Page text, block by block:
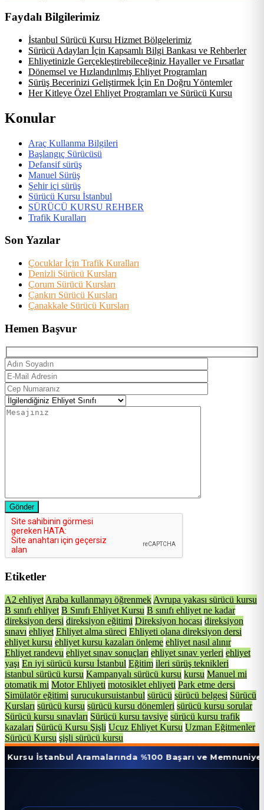
Faydalı Bilgilerimiz
İstanbul Sürücü Kursu Hizmet Bölgelerimiz
Sürücü Adayları İçin Kapsamlı Bilgi Bankası ve Rehberler
Ehliyetinizle Gerçekleştirebileceğiniz Hayaller ve Fırsatlar
Dönemsel ve Hızlandırılmış Ehliyet Programları
Sürüş Becerinizi Geliştirmek İçin En Doğru Yöntemler
Her Kitleye Özel Ehliyet Programları ve Sürücü Kursu
Konular
Araç Kullanma Bilgileri
Başlangıç Sürücüsü
Defansif sürüş
Manuel Sürüş
Şehir içi sürüş
Sürücü Kursu İstanbul
SÜRÜCÜ KURSU REHBER
Trafik Kuralları
Son Yazılar
Çocuklar İçin Trafik Kuralları
Denizli Sürücü Kursları
Çorum Sürücü Kursları
Çankırı Sürücü Kursları
Çanakkale Sürücü Kursları
Hemen Başvur
Gönder
Etiketler
A2 ehliyet Araba kullanmayı öğrenmek Avrupa yakası sürücü kursu
B sınıfı ehliyet B Sınıfı Ehliyet Kursu B sınıfı ehliyet ne kadar
direksiyon dersi direksiyon eğitimi Direksiyon hocası direksiyon
sınavı ehliyet Ehliyet alma süreci Ehliyeti olana direksiyon dersi
ehliyet kursu ehliyet kursu kazaları önleme ehliyet nasıl alınır
Ehliyet randevu ehliyet sınav sonuçları ehliyet sınav yerleri ehliyet
yaşı En iyi sürücü kursu İstanbul Eğitim ileri sürüş teknikleri
istanbul sürücü kursu Kampanyalı sürücü kursu kursu Manuel mi
otomatik mi Motor Ehliyeti motosiklet ehliyeti Park etme dersi
Simülatör eğitimi surucukursuistanbul sürücü sürücü belgesi Sürücü
Kursları sürücü kursu sürücü kursu dönemleri sürücü kursu sorular
Sürücü kursu sınavları Sürücü kursu tavsiye sürücü kursu trafik
kazaları Sürücü Kursu Şişli Ucuz Ehliyet Kursu Uzman Eğitmenler
Sürücü Kursu şişli sürücü kursu
Aramalarında %100 Başarı ve Memnuniyet Oranı